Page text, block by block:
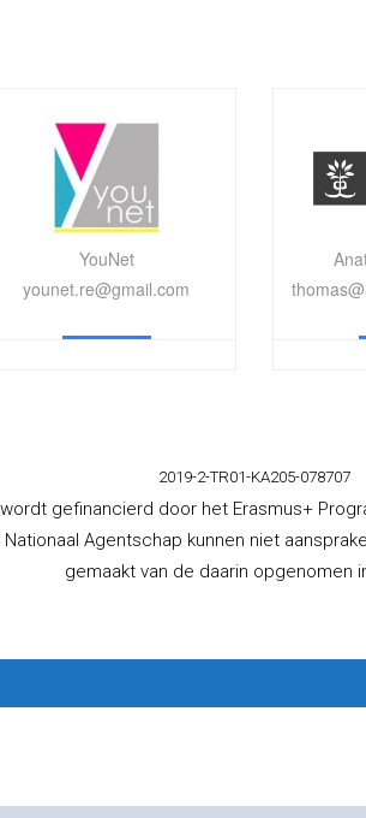
YouNet
younet.re@gmail.com
2019-2­-TR01-KA205-078707
gefinancierd door het Erasmus+
Agentschap kunnen niet
gemaakt van de daarin opgenomen